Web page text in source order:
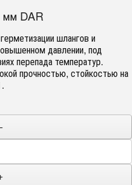
мм DAR
шлангов и
давлении, под
перепада температур.
прочностью, стойкостью на